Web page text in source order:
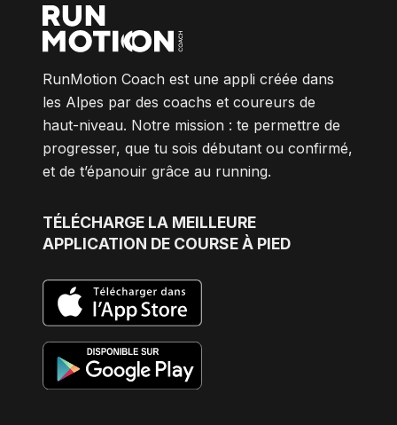
RunMotion Coach est une appli créée dans
les Alpes par des coachs et coureurs de
haut-niveau. Notre mission : te permettre de
progresser, que tu sois débutant ou confirmé,
et de t’épanouir grâce au running.
TÉLÉCHARGE LA MEILLEURE
APPLICATION DE COURSE À PIED